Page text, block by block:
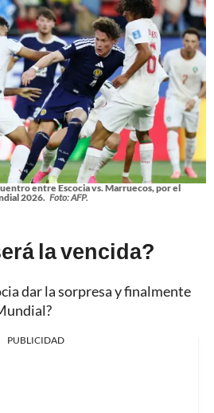
entre Escocia vs. Marruecos, por el
2026. Foto: AFP.
la vencida?
dar la sorpresa y finalmente
PUBLICIDAD